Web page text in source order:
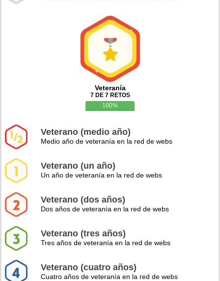
Veteranía
7 DE 7 RETOS
100%
Veterano (medio año)
Medio año de veteranía en la red de webs
Veterano (un año)
Un año de veteranía en la red de webs
Veterano (dos años)
Dos años de veteranía en la red de webs
Veterano (tres años)
Tres años de veteranía en la red de webs
Veterano (cuatro años)
Cuatro años de veteranía en la red de webs